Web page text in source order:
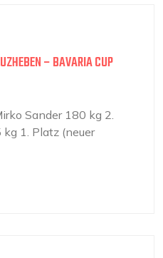
– BAVARIA CUP
Sander 180 kg 2.
1. Platz (neuer